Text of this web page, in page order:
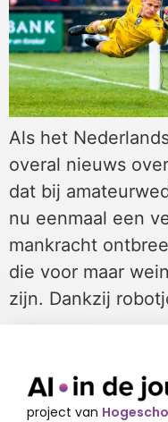
Als het
overal nieuws
dat bij
nu eenmaal een
mankracht
die voor maar
zijn. Dankzij
project van